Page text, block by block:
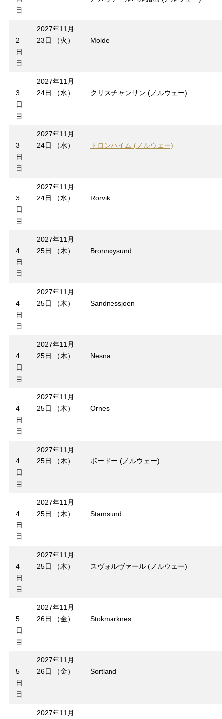
目
2
日
目
2027年11月
23日 （火）
Molde
3
日
目
2027年11月
24日 （水）
クリスチャンサン (ノルウェー)
3
日
目
2027年11月
24日 （水）
トロンハイム (ノルウェー)
3
日
目
2027年11月
24日 （水）
Rorvik
4
日
目
2027年11月
25日 （木）
Bronnoysund
4
日
目
2027年11月
25日 （木）
Sandnessjoen
4
日
目
2027年11月
25日 （木）
Nesna
4
日
目
2027年11月
25日 （木）
Ornes
4
日
目
2027年11月
25日 （木）
ボードー (ノルウェー)
4
日
目
2027年11月
25日 （木）
Stamsund
4
日
目
2027年11月
25日 （木）
スヴォルヴァール (ノルウェー)
5
日
目
2027年11月
26日 （金）
Stokmarknes
5
日
目
2027年11月
26日 （金）
Sortland
2027年11月